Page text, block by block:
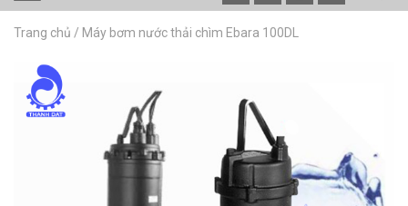
Trang chủ / Máy bơm nước thải chìm Ebara 100DL